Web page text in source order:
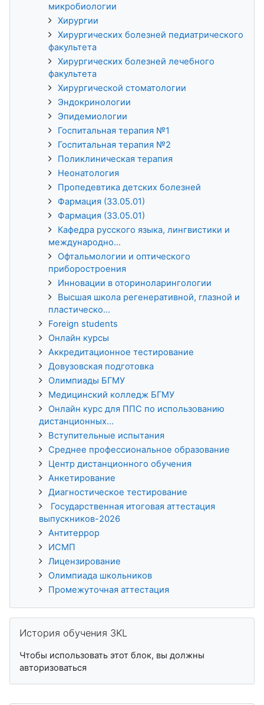
микробиологии
Хирургии
Хирургических болезней педиатрического
факультета
Хирургических болезней лечебного
факультета
Хирургической стоматологии
Эндокринологии
Эпидемиологии
Госпитальная терапия №1
Госпитальная терапия №2
Поликлиническая терапия
Неонатология
Пропедевтика детских болезней
Фармация (33.05.01)
Фармация (33.05.01)
Кафедра русского языка, лингвистики и
международно...
Офтальмологии и оптического
приборостроения
Инновации в оториноларингологии
Высшая школа регенеративной, глазной и
пластическо...
Foreign students
Онлайн курсы
Аккредитационное тестирование
Довузовская подготовка
Олимпиады БГМУ
Медицинский колледж БГМУ
Онлайн курс для ППС по использованию
дистанционных...
Вступительные испытания
Среднее профессиональное образование
Центр дистанционного обучения
Анкетирование
Диагностическое тестирование
Государственная итоговая аттестация
выпускников-2026
Антитеррор
ИСМП
Лицензирование
Олимпиада школьников
Промежуточная аттестация
История обучения 3KL
Чтобы использовать этот блок, вы должны
авторизоваться